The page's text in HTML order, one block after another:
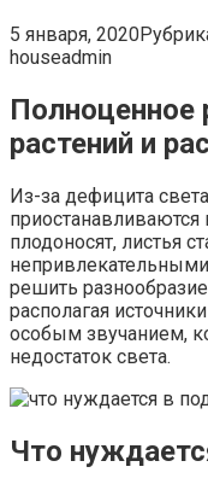
5 января, 2020
houseadmin
Полноценное
растений и
Из-за дефицита
приостанавливаются
плодоносят, листья
решить
располагая
особым звучанием,
недостаток света.
Что